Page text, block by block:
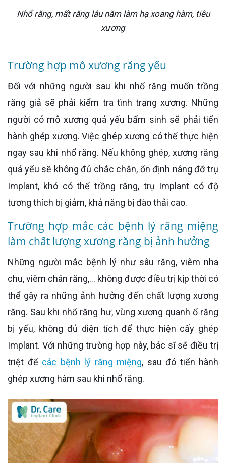
Nhổ răng, mất răng lâu năm làm hạ xoang hàm, tiêu
xương
Trường hợp mô xương răng yếu
Đối với những người sau khi nhổ răng muốn trồng
răng giả sẽ phải kiểm tra tình trạng xương. Những
người có mô xương quá yếu bẩm sinh sẽ phải tiến
hành ghép xương. Việc ghép xương có thể thực hiện
ngay sau khi nhổ răng. Nếu không ghép, xương răng
quá yếu sẽ không đủ chắc chắn, ổn định nâng đỡ trụ
Implant, khó có thể trồng răng, trụ Implant có độ
tương thích bị giảm, khả năng bị đào thải cao.
Trường hợp mắc các bệnh lý răng miệng
làm chất lượng xương răng bị ảnh hưởng
Những người mắc bệnh lý như sâu răng, viêm nha
chu, viêm chân răng,... không được điều trị kịp thời có
thể gây ra những ảnh hưởng đến chất lượng xương
răng. Sau khi nhổ răng hư, vùng xương quanh ổ răng
bị yếu, không đủ diện tích để thực hiện cấy ghép
Implant. Với những trường hợp này, bác sĩ sẽ điều trị
triệt để các bệnh lý răng miệng, sau đó tiến hành
ghép xương hàm sau khi nhổ răng.